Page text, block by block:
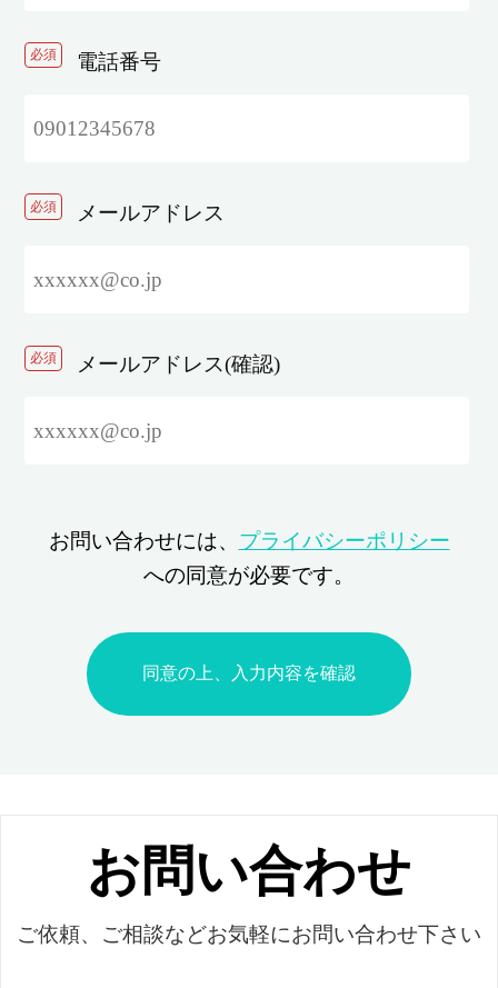
必須 電話番号
必須 メールアドレス
必須 メールアドレス(確認)
お問い合わせには、 プライバシーポリシー
への同意が必要です。
お問い合わせ
ご依頼、ご相談などお気軽にお問い合わせ下さい